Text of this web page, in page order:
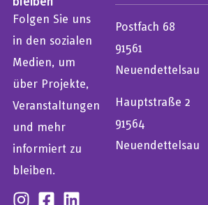
Folgen Sie uns
in den sozialen
Medien, um
über Projekte,
Veranstaltungen
und mehr
informiert zu
bleiben.
Postfach 68
91561
Neuendettelsau
Hauptstraße 2
91564
Neuendettelsau